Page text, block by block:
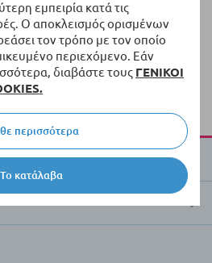
εμπειρία κατά τις
Ο αποκλεισμός ορισμένων
τον τρόπο με τον οποίο
περιεχόμενο. Εάν
διαβάστε τους ΓΕΝΙΚΟΙ
Το κατάλαβα
περισσότερα
πρωτότυπα προϊόντα πάντα σε
5 εργάσιμων ημερών από τα